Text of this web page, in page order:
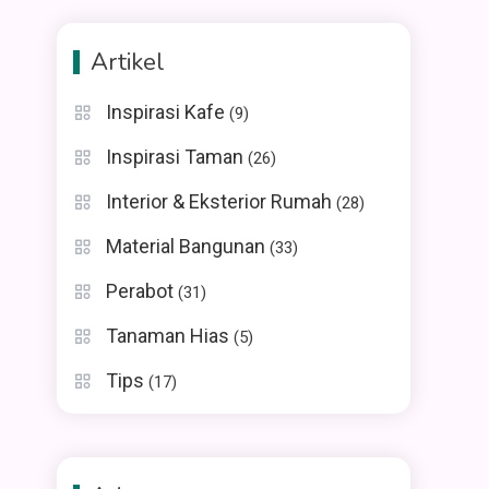
Artikel
Inspirasi Kafe (9)
Inspirasi Taman (26)
Interior & Eksterior Rumah (28)
Material Bangunan (33)
Perabot (31)
Tanaman Hias (5)
Tips (17)